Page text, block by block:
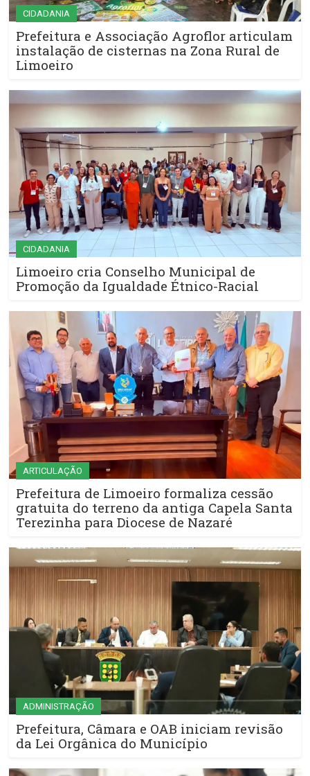
CIDADANIA
Prefeitura e Associação Agroflor articulam
instalação de cisternas na Zona Rural de
Limoeiro
CIDADANIA
Limoeiro cria Conselho Municipal de
Promoção da Igualdade Étnico-Racial
ARTICULAÇÃO
Prefeitura de Limoeiro formaliza cessão
gratuita do terreno da antiga Capela Santa
Terezinha para Diocese de Nazaré
ADMINISTRAÇÃO
Prefeitura, Câmara e OAB iniciam revisão
da Lei Orgânica do Município